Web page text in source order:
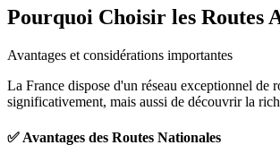
Pourquoi Choisir les Routes
Avantages et considérations importantes
La France dispose d'un réseau exceptionnel de
significativement, mais aussi de découvrir la
✅ Avantages des Routes Nationales